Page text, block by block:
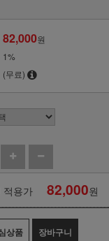
82,000원
1%
(무료)
적용가 82,000원
상품 장바구니